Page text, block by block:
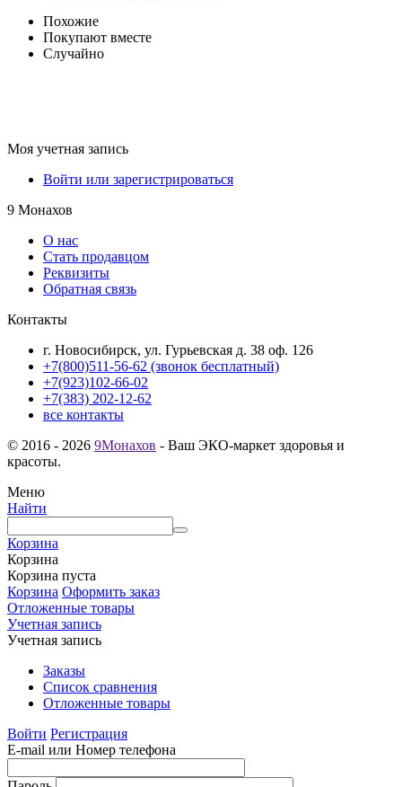
Похожие
Покупают вместе
Случайно
Моя учетная запись
Войти или зарегистрироваться
9 Монахов
О нас
Стать продавцом
Реквизиты
Обратная связь
Контакты
г. Новосибирск, ул. Гурьевская д. 38 оф. 126
+7(800)511-56-62 (звонок бесплатный)
+7(923)102-66-02
+7(383) 202-12-62
все контакты
© 2016 - 2026 9Монахов - Ваш ЭКО-маркет здоровья и
красоты.
Меню
Найти
Корзина
Корзина
Корзина пуста
Корзина Оформить заказ
Отложенные товары
Учетная запись
Учетная запись
Заказы
Список сравнения
Отложенные товары
Войти Регистрация
E-mail или Номер телефона